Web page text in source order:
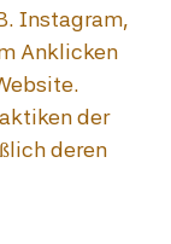
Instagram,
Anklicken
der
deren